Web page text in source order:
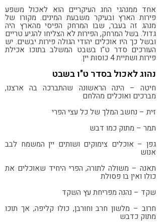
אחד ממנהגי החג העיקריים הוא לאכול משפע
פירות הארץ ובעיקר משבעת המינים. מקורו של
מנהג זה בעבר, שבו המרחק הפיסי מהארץ היה
גדול. בשל המרחק, הפירות לא הצליחו להגיע טריים
ובשל כך היו אוכלים יהודי הגולה פירות יבשים. יש
העורכים סדר ט"ו בשבט המשלב בתוכו אכילת
פירות ושתיית 4 כוסות יין.
נהוג לאכול בסדר ט"ו בשבט
חיטה – הינה הראשונה שהתברכה בה ארצנו,
מברכים ואוכלים מהלחם
זית – נחשב המלך של כל עצי הפרי
תמר – מתוק כמו דבש
גפן – אוכלים צימוקים ושותים יין המשמח לבב
אנוש
תאנה – משולה לתורה, הפרי היחיד שאוכלים את
כולו ואין בו פסולת
שקד – נהנה מפריחת עץ השקד
חרוב – מלשון חרב וחורבן, כולו קליפה, אך תוכו
מתוק כדבש